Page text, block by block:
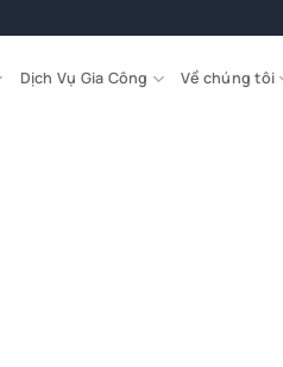
Dịch Vụ Gia Công Về chúng tôi